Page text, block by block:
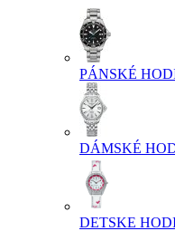
PÁNSKÉ
DÁMSKÉ
DETSKE